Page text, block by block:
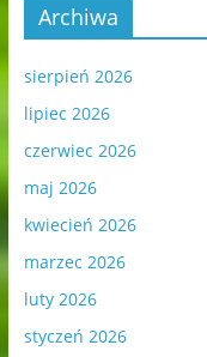
Archiwa
sierpień 2026
lipiec 2026
czerwiec 2026
maj 2026
kwiecień 2026
marzec 2026
luty 2026
styczeń 2026